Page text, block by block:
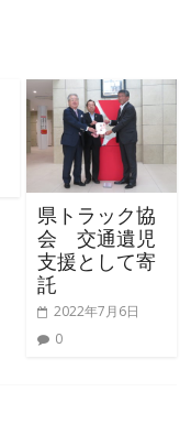
県トラック協
会 交通遺児
支援として寄
託
2022年7月6日
0